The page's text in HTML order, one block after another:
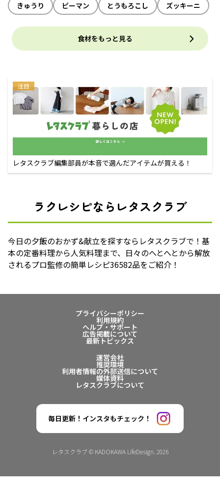
きゅうり
ピーマン とうもろこし ズッキーニ
食材をもっと見る
注目
レタスクラブ編集部員が本音で選んだアイテムが買える！
ラクレシピならレタスクラブ
今日の夕飯のおかず&献立を探すならレタスクラブで！基
本の定番料理から人気料理まで、日々のへとへとから解放
されるプロ監修の簡単レシピ36582品をご紹介！
プライバシーポリシー
利用規約
ヘルプ・サポート
広告掲載について
最新トピックス
運営会社
推奨環境
利用者情報の外部送信について
媒体資料
レタスクラブについて
毎日更新！インスタもチェック！
レタスクラブ © KADOKAWA LifeDesign. 2026